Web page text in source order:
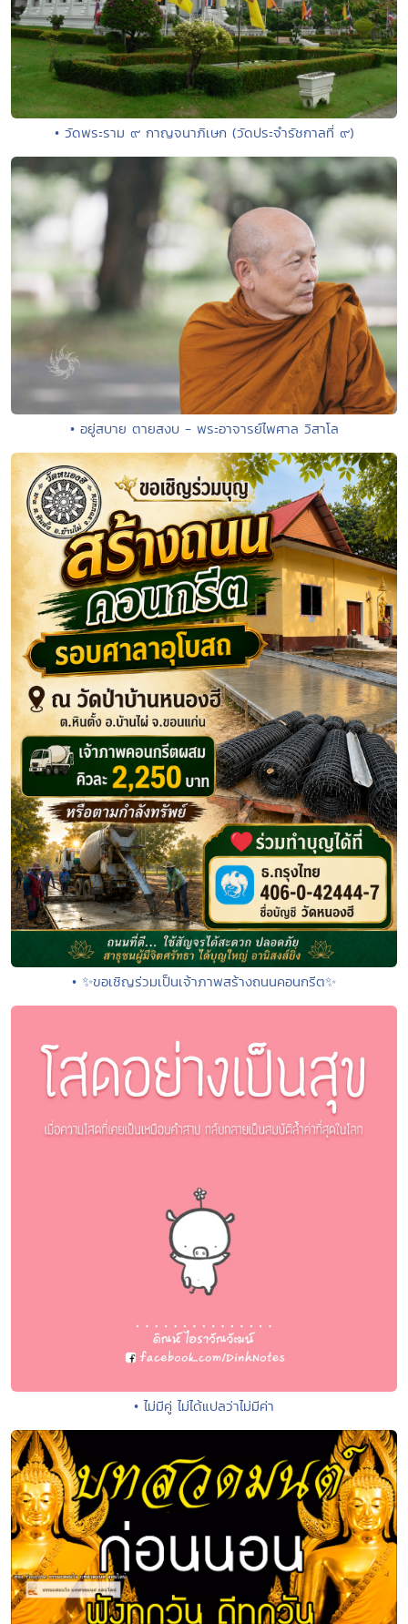
• วัดพระราม ๙ กาญจนาภิเษก (วัดประจำรัชกาลที่ ๙)
• อยู่สบาย ตายสงบ - พระอาจารย์ไพศาล วิสาโล
• ✨ขอเชิญร่วมเป็นเจ้าภาพสร้างถนนคอนกรีต✨
• ไม่มีคู่ ไม่ได้แปลว่าไม่มีค่า